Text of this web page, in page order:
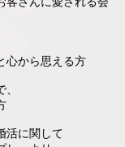
心から思える方
、
活に関して